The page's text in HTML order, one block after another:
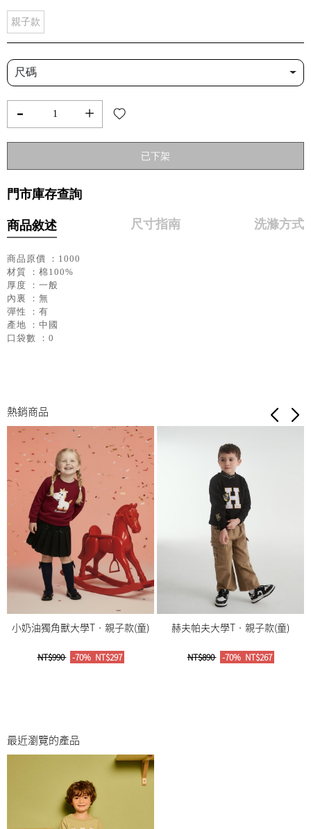
親子款
尺碼
- +
已下架
門市庫存查詢
商品敘述 尺寸指南 洗滌方式
商品原價 ：1000
材質 ：棉100%
厚度 ：一般
內裏 ：無
彈性 ：有
產地 ：中國
口袋數 ：0
熱銷商品
小奶油獨角獸大學T‧親子款(童)
NT$990 -70% NT$297
赫夫帕夫大學T‧親子款(童)
NT$890 -70% NT$267
最近瀏覽的產品